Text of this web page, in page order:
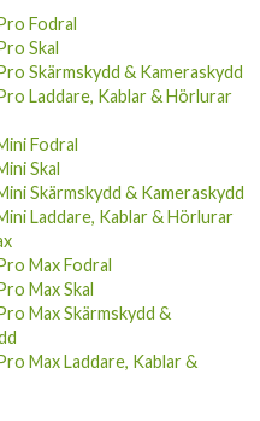
Fodral
Skal
Skärmskydd & Kameraskydd
Laddare, Kablar & Hörlurar
Fodral
Skal
Skärmskydd & Kameraskydd
Laddare, Kablar & Hörlurar
Max Fodral
Max Skal
Max Skärmskydd &
Max Laddare, Kablar &